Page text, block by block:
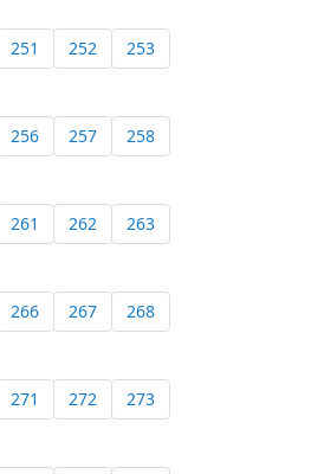
251 252 253
256 257 258
261 262 263
266 267 268
271 272 273